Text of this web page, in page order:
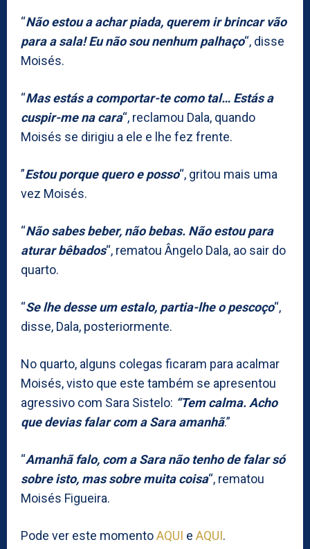
“Não estou a achar piada, querem ir brincar vão
para a sala! Eu não sou nenhum palhaço“, disse
Moisés.
“Mas estás a comportar-te como tal… Estás a
cuspir-me na cara“, reclamou Dala, quando
Moisés se dirigiu a ele e lhe fez frente.
”Estou porque quero e posso“, gritou mais uma
vez Moisés.
“Não sabes beber, não bebas. Não estou para
aturar bêbados“, rematou Ângelo Dala, ao sair do
quarto.
“Se lhe desse um estalo, partia-lhe o pescoço“,
disse, Dala, posteriormente.
No quarto, alguns colegas ficaram para acalmar
Moisés, visto que este também se apresentou
agressivo com Sara Sistelo: “Tem calma. Acho
que devias falar com a Sara amanhã.”
“Amanhã falo, com a Sara não tenho de falar só
sobre isto, mas sobre muita coisa“, rematou
Moisés Figueira.
Pode ver este momentoAQUI e AQUI.